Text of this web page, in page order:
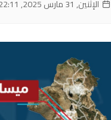
الإثنين, 31 مارس 2025, 22:11